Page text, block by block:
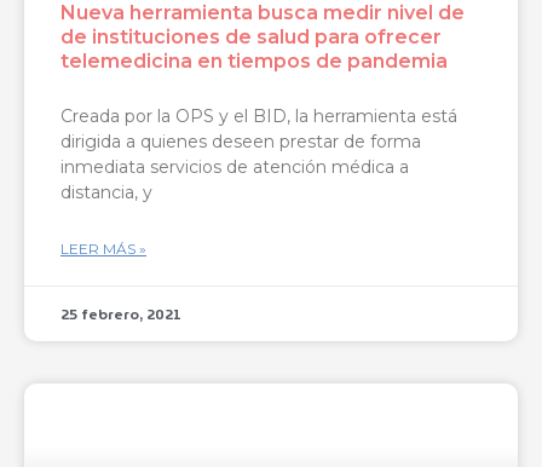
Nueva herramienta busca medir nivel de
de instituciones de salud para ofrecer
telemedicina en tiempos de pandemia
Creada por la OPS y el BID, la herramienta está
dirigida a quienes deseen prestar de forma
inmediata servicios de atención médica a
distancia, y
LEER MÁS »
25 febrero, 2021